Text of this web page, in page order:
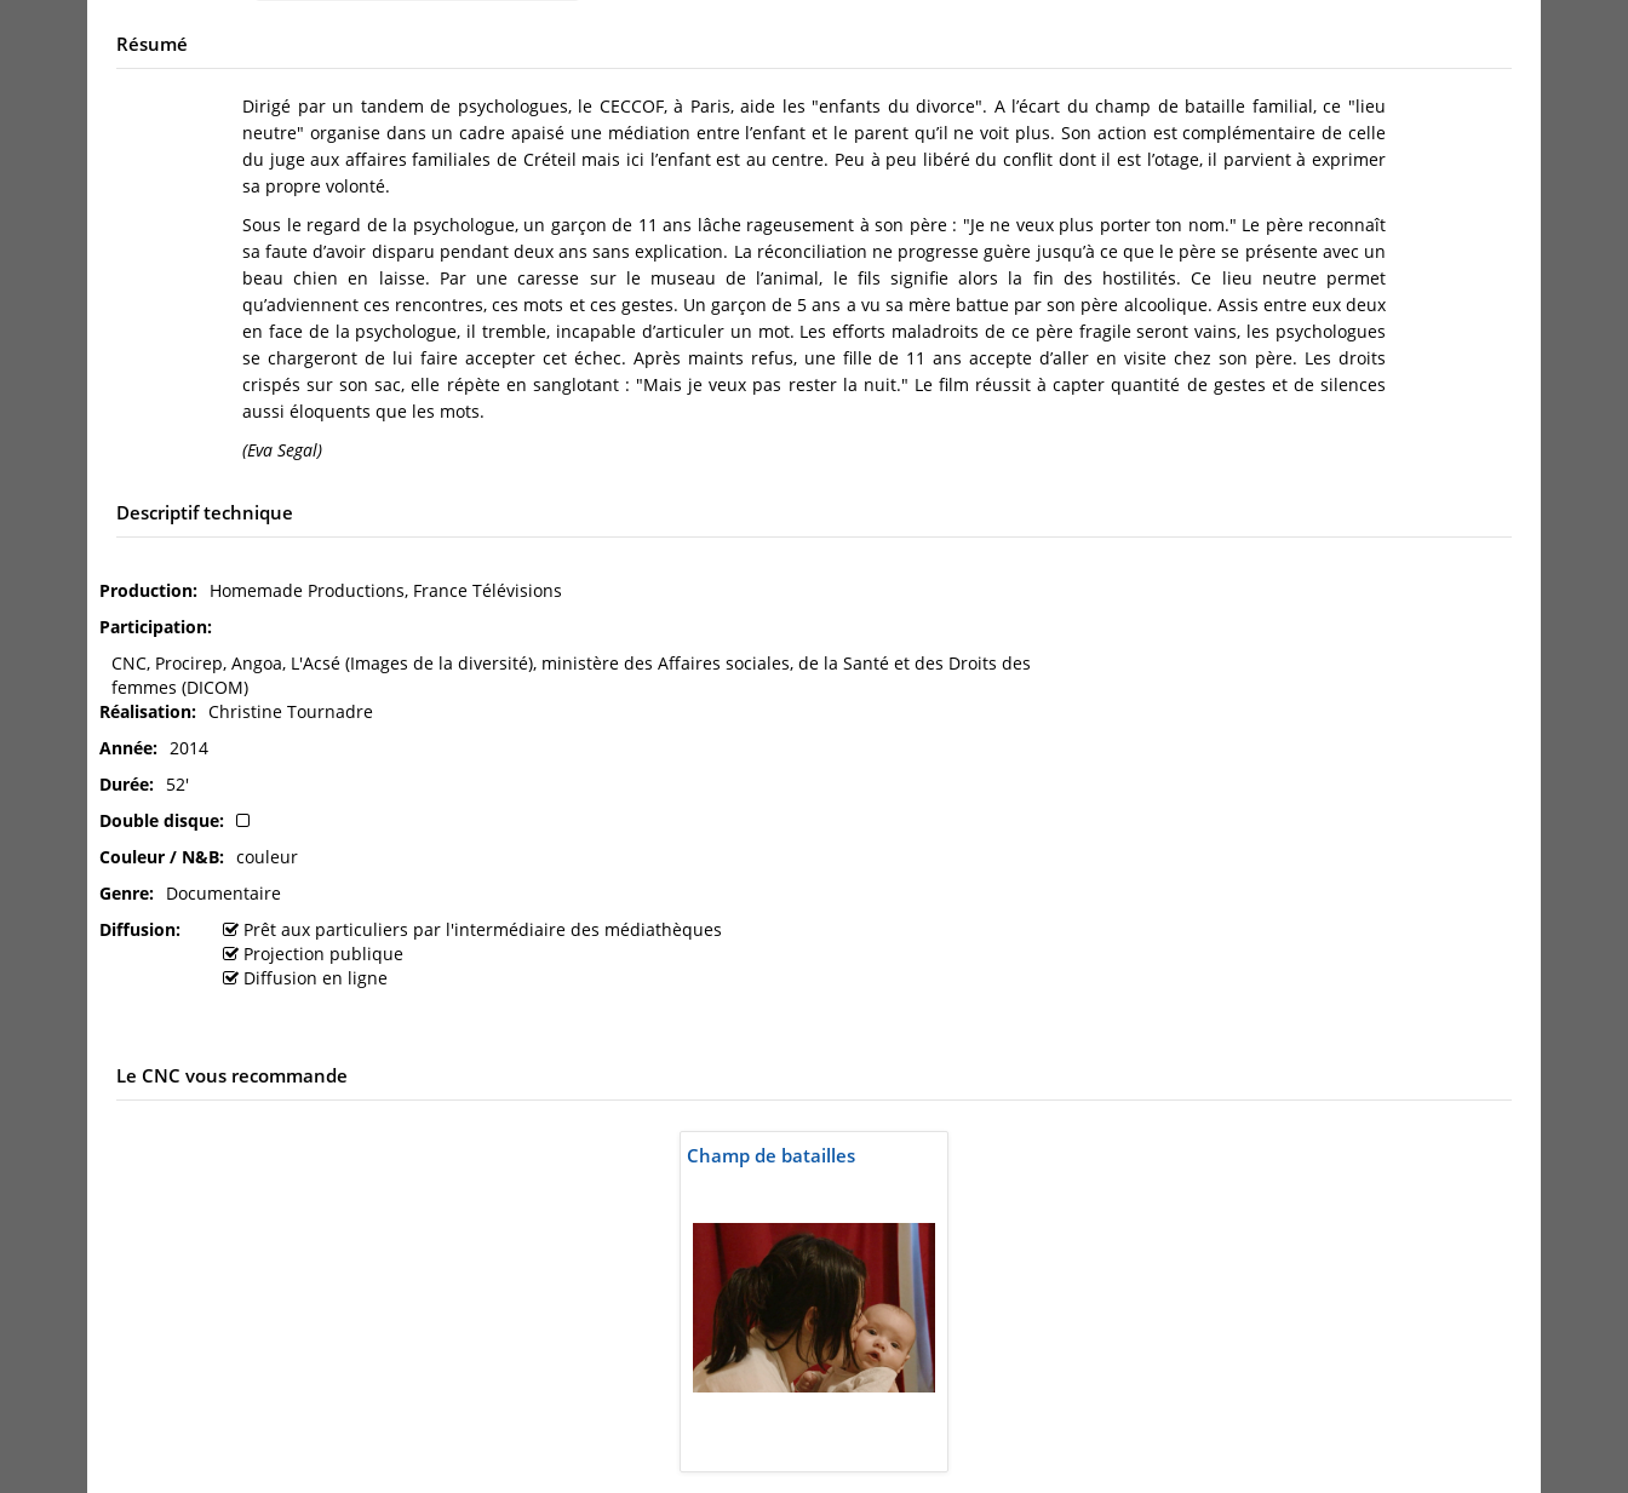
Résumé
Dirigé par un tandem de psychologues, le CECCOF, à Paris, aide les "enfants du divorce". A l’écart du champ de bataille familial, ce "lieu
neutre" organise dans un cadre apaisé une médiation entre l’enfant et le parent qu’il ne voit plus. Son action est complémentaire de celle
du juge aux affaires familiales de Créteil mais ici l’enfant est au centre. Peu à peu libéré du conflit dont il est l’otage, il parvient à exprimer
sa propre volonté.
Sous le regard de la psychologue, un garçon de 11 ans lâche rageusement à son père : "Je ne veux plus porter ton nom." Le père reconnaît
sa faute d’avoir disparu pendant deux ans sans explication. La réconciliation ne progresse guère jusqu’à ce que le père se présente avec un
beau chien en laisse. Par une caresse sur le museau de l’animal, le fils signifie alors la fin des hostilités. Ce lieu neutre permet
qu’adviennent ces rencontres, ces mots et ces gestes. Un garçon de 5 ans a vu sa mère battue par son père alcoolique. Assis entre eux deux
en face de la psychologue, il tremble, incapable d’articuler un mot. Les efforts maladroits de ce père fragile seront vains, les psychologues
se chargeront de lui faire accepter cet échec. Après maints refus, une fille de 11 ans accepte d’aller en visite chez son père. Les droits
crispés sur son sac, elle répète en sanglotant : "Mais je veux pas rester la nuit." Le film réussit à capter quantité de gestes et de silences
aussi éloquents que les mots.
(Eva Segal)
Descriptif technique
Production
Homemade Productions, France Télévisions
Participation
CNC, Procirep, Angoa, L'Acsé (Images de la diversité), ministère des Affaires sociales, de la Santé et des Droits des
femmes (DICOM)
Réalisation
Christine Tournadre
Année
2014
Durée
52'
Double disque
Couleur / N&B
couleur
Genre
Documentaire
Diffusion
Prêt aux particuliers par l'intermédiaire des médiathèques
Projection publique
Diffusion en ligne
Le CNC vous recommande
Champ de batailles